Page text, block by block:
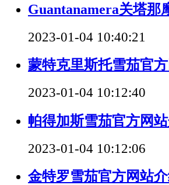
Guantanamera关塔那
2023-01-04 10:40:21
蒙特克里斯托雪茄官
2023-01-04 10:12:40
帕得加斯雪茄官方网
2023-01-04 10:12:06
金特罗雪茄官方网站